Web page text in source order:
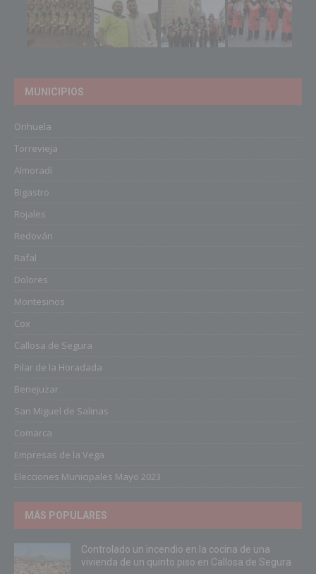
MUNICIPIOS
Orihuela
Torrevieja
Almoradí
Bigastro
Rojales
Redován
Rafal
Dolores
Montesinos
Cox
Callosa de Segura
Pilar de la Horadada
Benejuzar
San Miguel de Salinas
Comarca
Empresas de la Vega
Elecciones Municipales Mayo 2023
MÁS POPULARES
Controlado un incendio en la cocina de una
vivienda de un quinto piso en Callosa de Segura